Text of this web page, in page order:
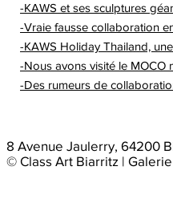
-KAWS et ses sculptures
-Vraie fausse collaboration
-KAWS Holiday Thailand,
-Nous avons visité le MOCO
-Des rumeurs de
8 Avenue Jaulerry, 64200
© Class Art Biarritz |